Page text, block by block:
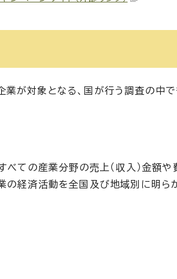
が対象となる、国が行う調査の中
すべての産業分野の売上（収入）金
の経済活動を全国及び地域別に明ら